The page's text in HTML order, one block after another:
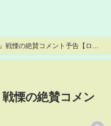
戦慄の絶賛コメント予告【ロン
慄の絶賛コメン